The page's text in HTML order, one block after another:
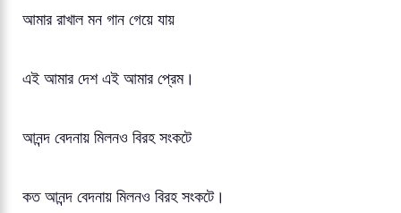
আমার রাখাল মন গান গেয়ে যায়
এই আমার দেশ এই আমার প্রেম।
আনন্দ বেদনায় মিলনও বিরহ সংকটে
কত আনন্দ বেদনায় মিলনও বিরহ সংকটে।